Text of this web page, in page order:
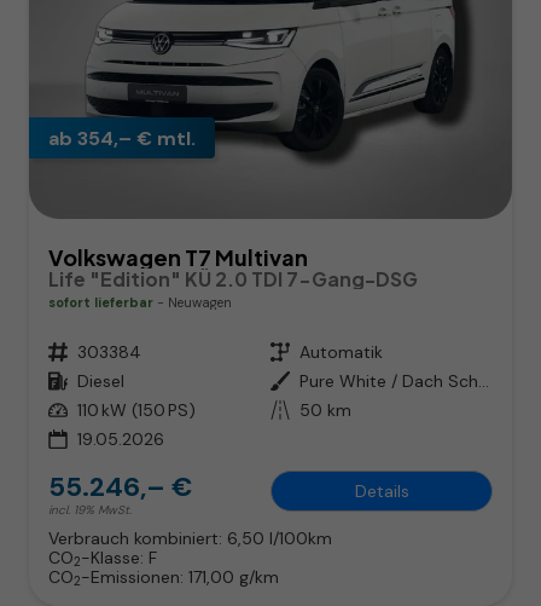
ab 354,– € mtl.
Volkswagen T7 Multivan
Life "Edition" KÜ 2.0 TDI 7-Gang-DSG
sofort lieferbar Neuwagen
Fahrzeugnr. 303384 Getriebe Automatik
Kraftstoff Diesel Außenfarbe
Pure White / Dach Schwarz
Leistung 110 kW (150 PS) Kilometerstand 50 km
19.05.2026
55.246,– €
incl. 19% MwSt.
Details
Verbrauch kombiniert: 6,50 l/100km
CO2-Klasse: F
CO2-Emissionen: 171,00 g/km